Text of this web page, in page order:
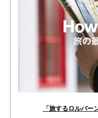
「旅するロルバー